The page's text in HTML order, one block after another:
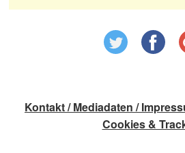
Kontakt / Mediadaten /
Cookies &